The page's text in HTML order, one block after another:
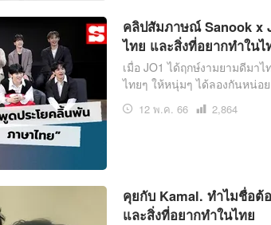
คลิปสัมภาษณ์ Sanook x
ไทย และสิ่งที่อยากทำในไ
เมื่อ JO1 ได้ฤกษ์งามยามดีมา
ไทยๆ ให้หนุ่มๆ ได้ลองกันหน่อย
12 พ.ค. 66
เปิด
2,864
คุยกับ Kamal. ทำไมชื่อต้
และสิ่งที่อยากทำในไทย